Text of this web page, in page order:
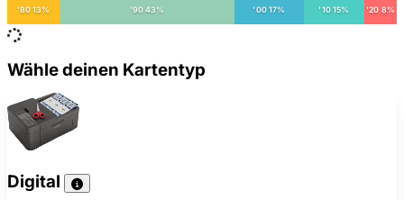
'80 13% '90 43% '00 17% '10 15% '20 8%
Wähle deinen Kartentyp
Digital